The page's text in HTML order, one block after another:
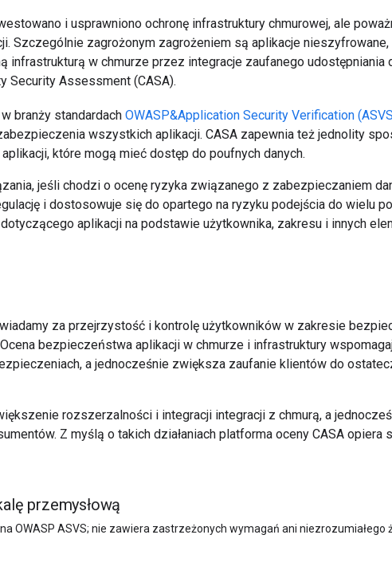
i usprawniono ochronę infrastruktury chmurowej, ale
Szczególnie zagrożonym zagrożeniem są aplikacje
infrastrukturą w chmurze przez integracje zaufanego udostępniania
Security Assessment (CASA).
branży standardach OWASP&Application Security Verification
wszystkich aplikacji. CASA zapewnia też jednolity
które mogą mieć dostęp do poufnych danych.
jeśli chodzi o ocenę ryzyka związanego z zabezpieczaniem
i dostosowuje się do opartego na ryzyku podejścia do wielu
aplikacji na podstawie użytkownika, zakresu i innych
za przejrzystość i kontrolę użytkowników w zakresie
bezpieczeństwa aplikacji w chmurze i infrastruktury
a jednocześnie zwiększa zaufanie klientów do
rozszerzalności i integracji integracji z chmurą, a
Z myślą o takich działaniach platforma oceny CASA opiera
przemysłową
OWASP ASVS; nie zawiera zastrzeżonych wymagań ani niezrozumiałego